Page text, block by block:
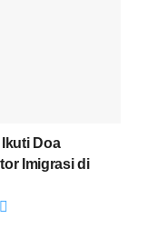
Doa
Imigrasi di